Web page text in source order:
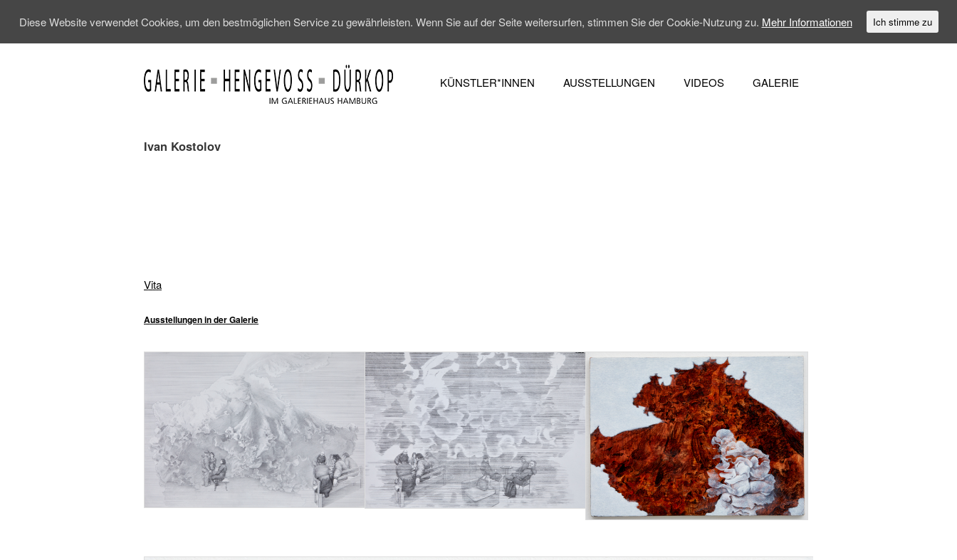
KÜNSTLER*INNEN AUSSTELLUNGEN VIDEOS GALERIE
Ivan Kostolov
Vita
Ausstellungenin der Galerie
Diese Website verwendet Cookies, um den bestmöglichen Service zu gewährleisten. Wenn Sie auf der Seite weitersurfen, stimmen Sie der Cookie-Nutzung zu. Mehr Informationen Ich stimme zu